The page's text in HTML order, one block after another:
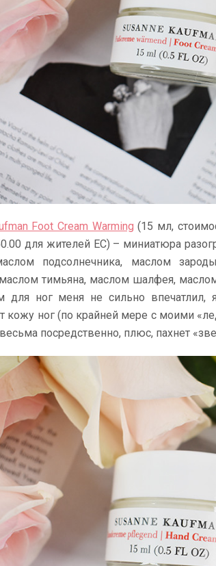
Foot Cream Warming (15 мл,
для жителей ЕС) – миниатюра
подсолнечника, маслом
тимьяна, маслом шалфея,
для ног меня не сильно впечатлил,
кожу ног (по крайней мере с моими
посредственно, плюс, пахнет